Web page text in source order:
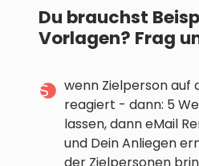
Du brauchst
Vorlagen? Frag
wenn Zielperson auf
reagiert - dann: 5
lassen, dann eMail
und Dein Anliegen